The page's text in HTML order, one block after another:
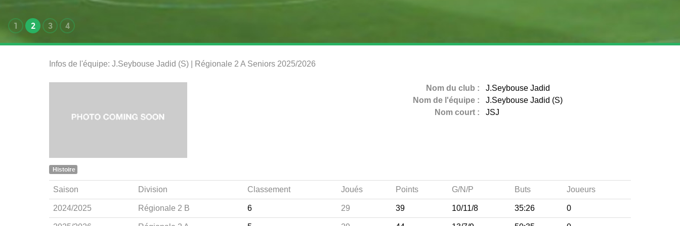
1 2 3 4
Infos de l'équipe: J.Seybouse Jadid (S) | Régionale 2 A Seniors 2025/2026
Nom du club :
J.Seybouse Jadid
Nom de l'équipe :
J.Seybouse Jadid (S)
Nom court :
JSJ
Histoire
Saison Division Classement Joués Points G/N/P Buts Joueurs
2024/2025 Régionale 2 B 6 29 39 10/11/8 35:26 0